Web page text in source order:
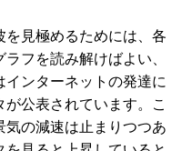
見極めるためには、各
フを読み解けばよい、
インターネットの発達に
公表されています。こ
の減速は止まりつつあ